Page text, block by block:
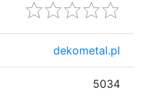
dekometal.pl
5034